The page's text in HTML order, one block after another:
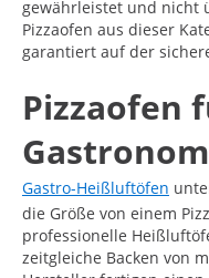
gewährleistet und nicht
Pizzaofen aus dieser
garantiert auf der
Pizzaofen
Gastro-Heißluftöfen
die Größe von einem
professionelle
zeitgleiche Backen von